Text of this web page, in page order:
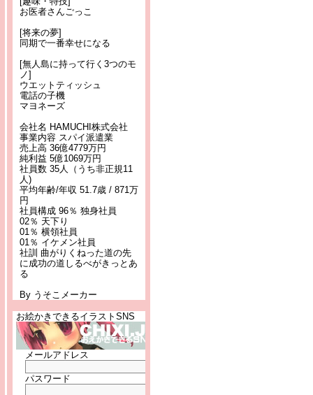
お医者さんごっこ
[将来の夢]
同期で一番幸せになる
[無人島に持って行く3つのモ
ノ]
ウエットティッシュ
電話の子機
マヨネーズ
会社名 HAMUCHI株式会社
事業内容 スパイ派遣業
売上高 36億4779万円
純利益 5億1069万円
社員数 35人（うち非正規11
人)
平均年齢/年収 51.7歳 / 871万
円
社員構成 96％ 独身社員
02％ 天下り
01％ 横領社員
01％ イケメン社員
社訓 曲がりくねった道の先
に成功の道しるべがきっとあ
る
By うそこメーカー
お絵かきできるイラストSNS
メールアドレス
パスワード